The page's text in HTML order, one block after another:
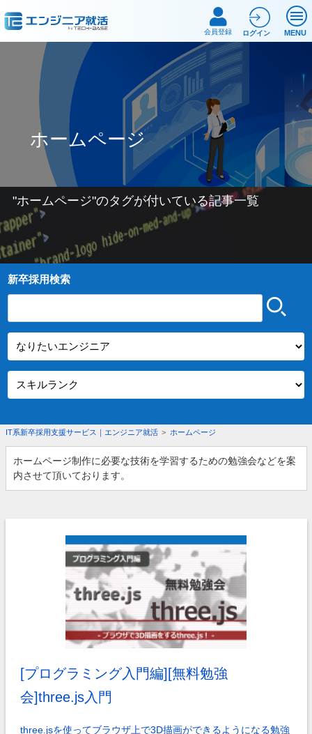
MENU
会員登録 ログイン
ホームページ
"ホームページ"のタグが付いている記事一覧
新卒採用検索
IT系新卒採用支援サービス｜エンジニア就活 > ホームページ
ホームページ制作に必要な技術を学習するための勉強会などを案
内させて頂いております。
[プログラミング入門編][無料勉強
会]three.js入門
three.jsを使ってブラウザ上で3D描画ができるようになる勉強